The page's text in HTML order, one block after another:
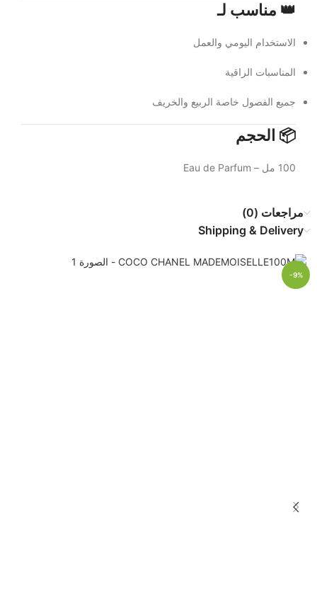
👑 مناسب لـ
الاستخدام اليومي والعمل
المناسبات الراقية
جميع الفصول خاصة الربيع والخريف
📦 الحجم
100 مل – Eau de Parfum
مراجعات (0)
Shipping & Delivery
-9%